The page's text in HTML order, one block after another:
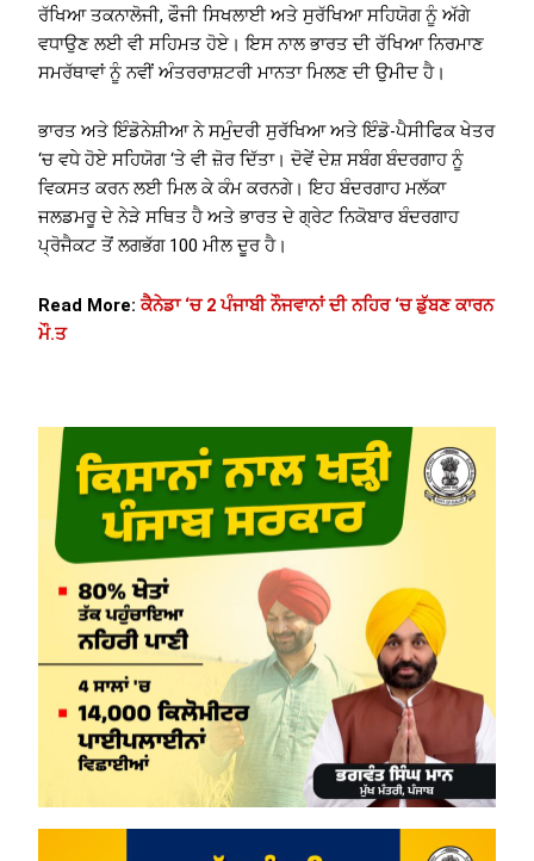
ਰੱਖਿਆ ਤਕਨਾਲੋਜੀ, ਫੌਜੀ ਸਿਖਲਾਈ ਅਤੇ ਸੁਰੱਖਿਆ ਸਹਿਯੋਗ ਨੂੰ ਅੱਗੇ
ਵਧਾਉਣ ਲਈ ਵੀ ਸਹਿਮਤ ਹੋਏ। ਇਸ ਨਾਲ ਭਾਰਤ ਦੀ ਰੱਖਿਆ ਨਿਰਮਾਣ
ਸਮਰੱਥਾਵਾਂ ਨੂੰ ਨਵੀਂ ਅੰਤਰਰਾਸ਼ਟਰੀ ਮਾਨਤਾ ਮਿਲਣ ਦੀ ਉਮੀਦ ਹੈ।
ਭਾਰਤ ਅਤੇ ਇੰਡੋਨੇਸ਼ੀਆ ਨੇ ਸਮੁੰਦਰੀ ਸੁਰੱਖਿਆ ਅਤੇ ਇੰਡੋ-ਪੈਸੀਫਿਕ ਖੇਤਰ
‘ਚ ਵਧੇ ਹੋਏ ਸਹਿਯੋਗ ‘ਤੇ ਵੀ ਜ਼ੋਰ ਦਿੱਤਾ। ਦੋਵੇਂ ਦੇਸ਼ ਸਬੰਗ ਬੰਦਰਗਾਹ ਨੂੰ
ਵਿਕਸਤ ਕਰਨ ਲਈ ਮਿਲ ਕੇ ਕੰਮ ਕਰਨਗੇ। ਇਹ ਬੰਦਰਗਾਹ ਮਲੱਕਾ
ਜਲਡਮਰੂ ਦੇ ਨੇੜੇ ਸਥਿਤ ਹੈ ਅਤੇ ਭਾਰਤ ਦੇ ਗ੍ਰੇਟ ਨਿਕੋਬਾਰ ਬੰਦਰਗਾਹ
ਪ੍ਰੋਜੈਕਟ ਤੋਂ ਲਗਭੱਗ 100 ਮੀਲ ਦੂਰ ਹੈ।
Read More:ਕੈਨੇਡਾ ‘ਚ 2 ਪੰਜਾਬੀ ਨੌਜਵਾਨਾਂ ਦੀ ਨਹਿਰ ‘ਚ ਡੁੱਬਣ ਕਾਰਨ
ਮੌ.ਤ